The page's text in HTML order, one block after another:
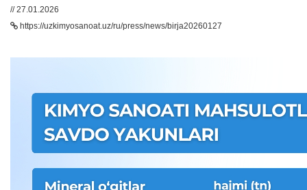
// 27.01.2026
https://uzkimyosanoat.uz/ru/press/news/birja20260127